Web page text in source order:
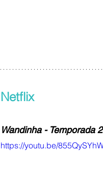
Netflix
Wandinha - Temporada
https://youtu.be/